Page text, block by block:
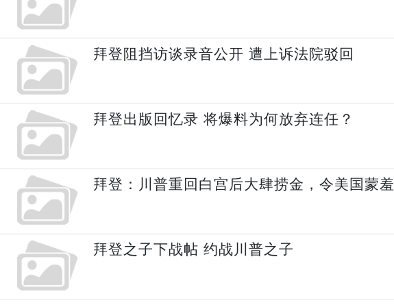
拜登阻挡访谈录音公开 遭上诉法院驳回
拜登出版回忆录 将爆料为何放弃连任？
拜登：川普重回白宫后大肆捞金，令美国蒙羞
拜登之子下战帖 约战川普之子